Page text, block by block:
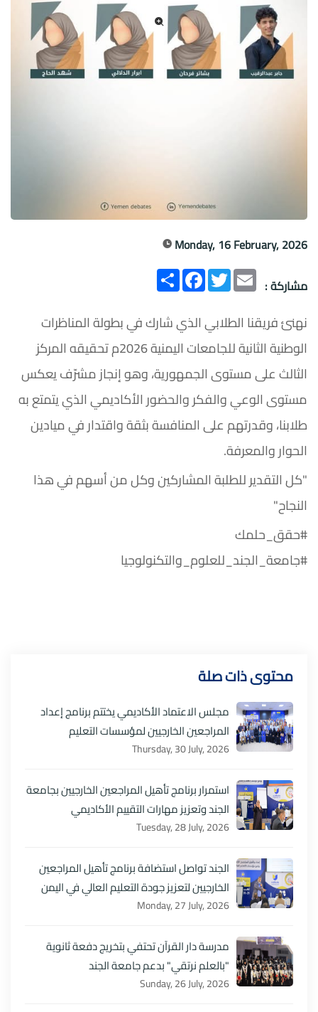
Monday, 16 February, 2026
مشاركة :
انشر
FacebookTwitter Email
نهنئ فريقنا الطلابي الذي شارك في بطولة المناظرات
الوطنية الثانية للجامعات اليمنية 2026م تحقيقه المركز
الثالث على مستوى الجمهورية، وهو إنجاز مشرّف يعكس
مستوى الوعي والفكر والحضور الأكاديمي الذي يتمتع به
طلابنا، وقدرتهم على المنافسة بثقة واقتدار في ميادين
الحوار والمعرفة.
"كل التقدير للطلبة المشاركين وكل من أسهم في هذا
النجاح"
#حقق_حلمك
#جامعة_الجند_للعلوم_والتكنولوجيا
محتوى ذات صلة
مجلس الاعتماد الأكاديمي يختتم برنامج إعداد
المراجعين الخارجيين لمؤسسات التعليم
Thursday, 30 July, 2026
استمرار برنامج تأهيل المراجعين الخارجيين بجامعة
الجند وتعزيز مهارات التقييم الأكاديمي
Tuesday, 28 July, 2026
الجند تواصل استضافة برنامج تأهيل المراجعين
الخارجيين لتعزيز جودة التعليم العالي في اليمن
Monday, 27 July, 2026
مدرسة دار القرآن تحتفي بتخريج دفعة ثانوية
"بالعلم نرتقي" بدعم جامعة الجند
Sunday, 26 July, 2026